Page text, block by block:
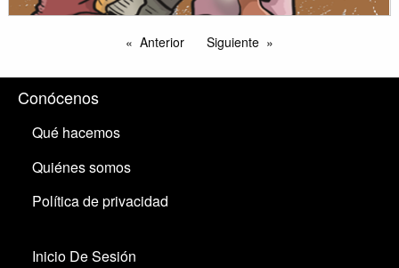
Anterior Siguiente
Conócenos
Qué hacemos
Quiénes somos
Política de privacidad
Inicio De Sesión